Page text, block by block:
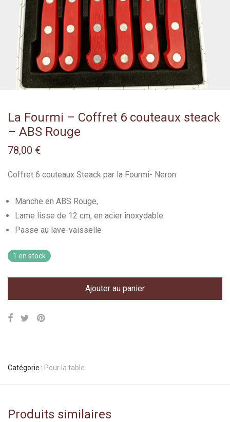
La Fourmi – Coffret 6 couteaux steack
– ABS Rouge
78,00 €
Coffret 6 couteaux Steack par la Fourmi- Neron
Manche en ABS Rouge,
Lame lisse de 12 cm, en acier inoxydable.
Passe au lave-vaisselle
1 en stock
Ajouter au panier
Catégorie : Pour la table
Produits similaires